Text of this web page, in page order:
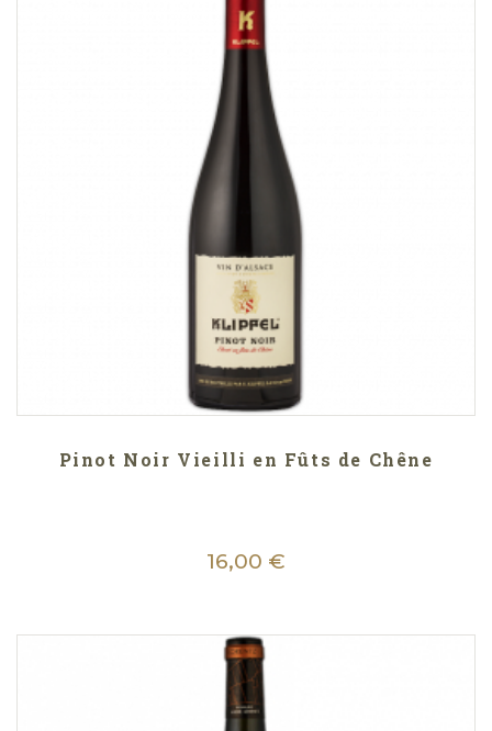
Pinot Noir Vieilli en Fûts de Chêne
16,00 €